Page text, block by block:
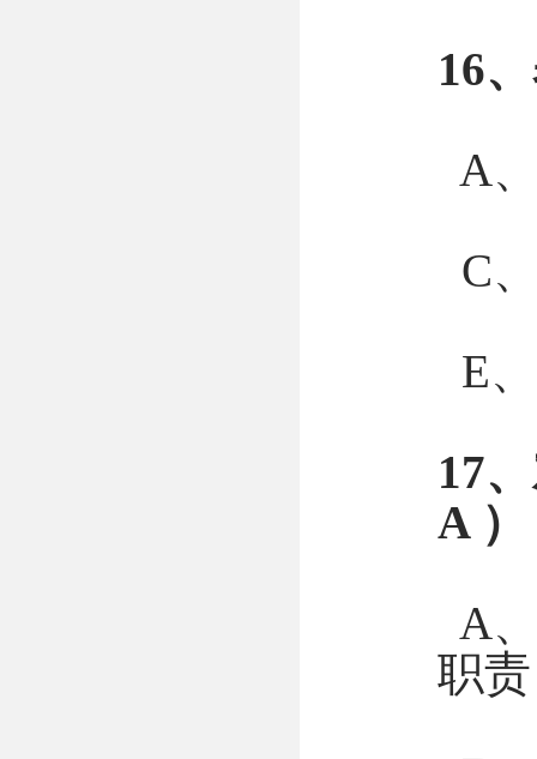
16
A
C
E
17
A ）
A
职责